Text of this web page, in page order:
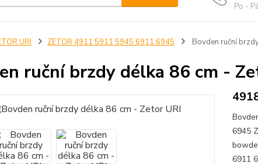
Po -
URI ZETOR 4911 5911 5945 6911 6945 Bovden ruční
ruční brzdy délka 86 cm -
6945
6911